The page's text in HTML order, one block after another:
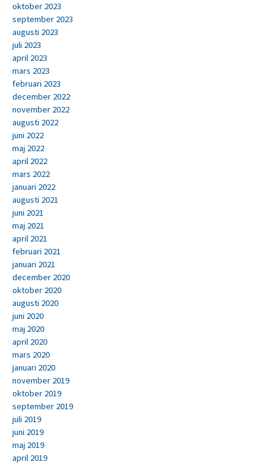
oktober 2023
september 2023
augusti 2023
juli 2023
april 2023
mars 2023
februari 2023
december 2022
november 2022
augusti 2022
juni 2022
maj 2022
april 2022
mars 2022
januari 2022
augusti 2021
juni 2021
maj 2021
april 2021
februari 2021
januari 2021
december 2020
oktober 2020
augusti 2020
juni 2020
maj 2020
april 2020
mars 2020
januari 2020
november 2019
oktober 2019
september 2019
juli 2019
juni 2019
maj 2019
april 2019